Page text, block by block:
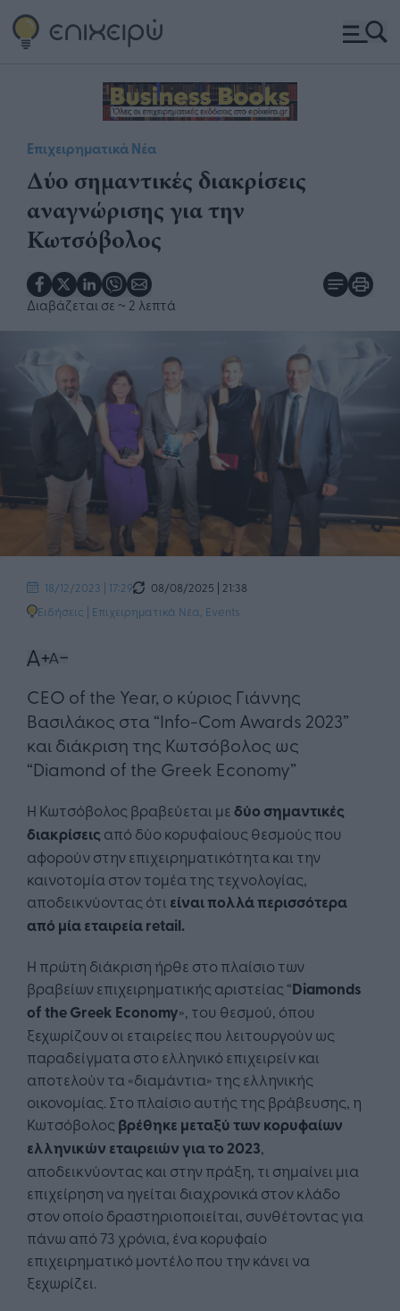
Επιχειρηματικά Νέα
Δύο σημαντικές διακρίσεις
αναγνώρισης για την
Κωτσόβολος
Διαβάζεται σε ~ 2 λεπτά
18/12/2023 | 17:29
08/08/2025 | 21:38
Ειδήσεις | Επιχειρηματικά Νέα Events
CEO of the Year, o κύριος Γιάννης
Βασιλάκος στα “Info-Com Awards 2023”
και διάκριση της Κωτσόβολος ως
“Diamond of the Greek Economy”
Η Κωτσόβολος βραβεύεται μεδύο σημαντικές
διακρίσεις από δύο κορυφαίους θεσμούς που
αφορούν στην επιχειρηματικότητα και την
καινοτομία στον τομέα της τεχνολογίας,
αποδεικνύοντας ότι είναι πολλά περισσότερα
από μία εταιρείαretail.
Η πρώτη διάκριση ήρθε στο πλαίσιο των
βραβείων επιχειρηματικής αριστείας “Diamonds
oftheGreek Economy», του θεσμού, όπου
ξεχωρίζουν οι εταιρείες που λειτουργούν ως
παραδείγματα στο ελληνικό επιχειρείν και
αποτελούν τα «διαμάντια» της ελληνικής
οικονομίας. Στο πλαίσιο αυτής της βράβευσης, η
Κωτσόβολος βρέθηκε μεταξύ των κορυφαίων
ελληνικών εταιρειών για το 2023,
αποδεικνύοντας και στην πράξη, τι σημαίνει μια
επιχείρηση να ηγείται διαχρονικά στον κλάδο
στον οποίο δραστηριοποιείται, συνθέτοντας για
πάνω από 73 χρόνια, ένα κορυφαίο
επιχειρηματικό μοντέλο που την κάνει να
ξεχωρίζει.